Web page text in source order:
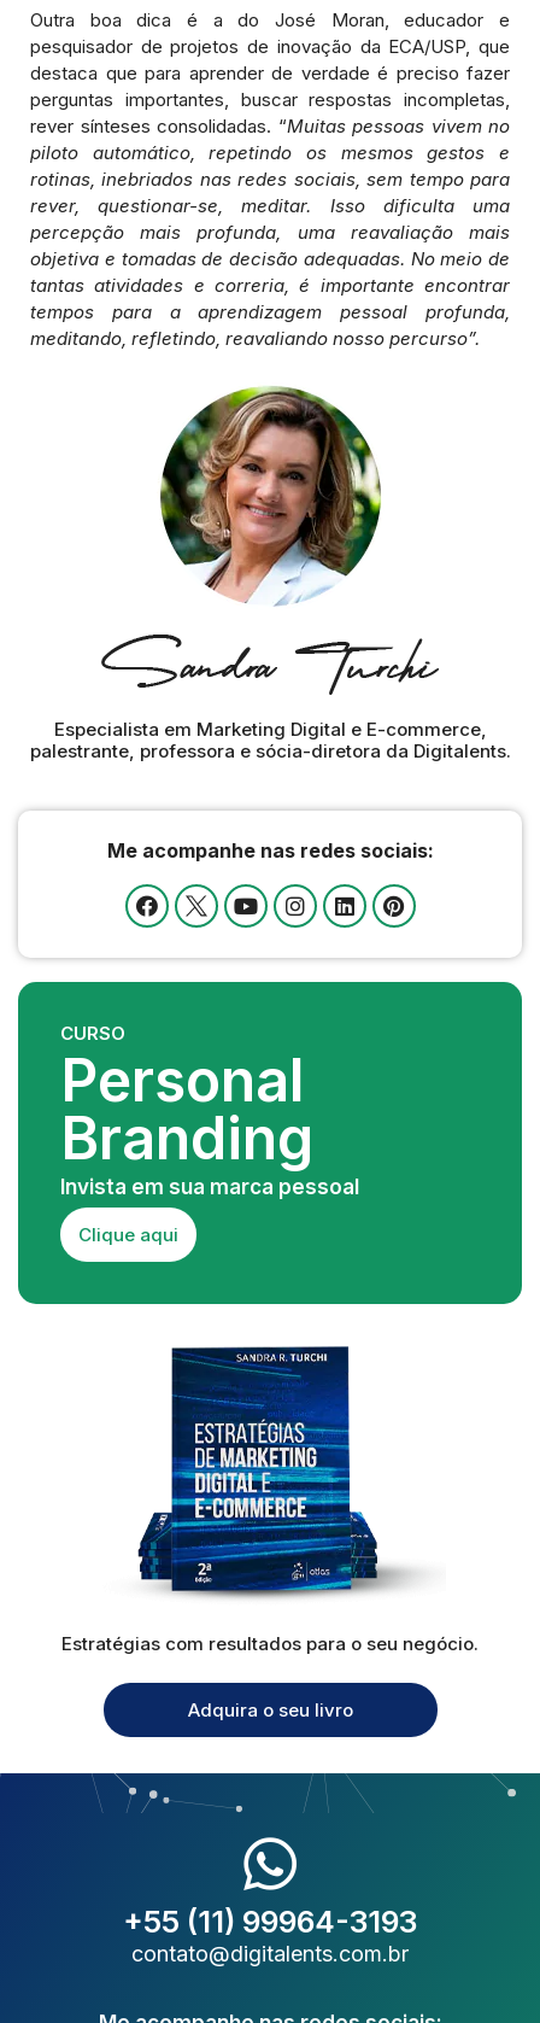
Outra boa dica é a do José Moran, educador e
pesquisador de projetos de inovação da ECA/USP, que
destaca que para aprender de verdade é preciso fazer
perguntas importantes, buscar respostas incompletas,
rever sínteses consolidadas. “Muitas pessoas vivem no
piloto automático, repetindo os mesmos gestos e
rotinas, inebriados nas redes sociais, sem tempo para
rever, questionar-se, meditar. Isso dificulta uma
percepção mais profunda, uma reavaliação mais
objetiva e tomadas de decisão adequadas. No meio de
tantas atividades e correria, é importante encontrar
tempos para a aprendizagem pessoal profunda,
meditando, refletindo, reavaliando nosso percurso”.
Especialista em Marketing Digital e E-commerce,
palestrante, professora e sócia-diretora da Digitalents.
Me acompanhe nas redes sociais:
CURSO
Personal
Branding
Invista em sua marca pessoal
Clique aqui
Estratégias com resultados para o seu negócio.
Adquira o seu livro
+55 (11) 99964-3193
contato@digitalents.com.br